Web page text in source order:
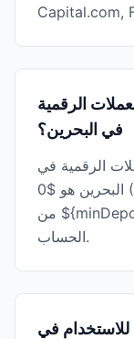
Capital.com,
الرقمية
في البحرين؟
الرقمية في
البحرين هو $0 (Exness). تتراوح الحدود الدنيا للإيداع
من ${minDeposit} إلى $100 حسب الوسيط ونوع
الحساب.
للاستخدام في